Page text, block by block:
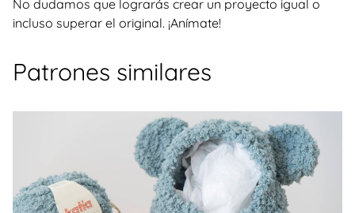
No dudamos que lograrás crear un proyecto igual o
incluso superar el original. ¡Anímate!
Patrones similares